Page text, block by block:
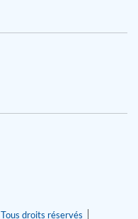
Tous droits réservés